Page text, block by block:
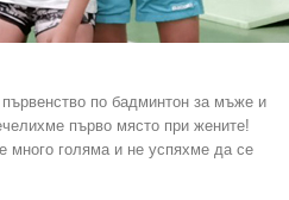
по бадминтон за мъже и
първо място при жените!
много голяма и не успяхме да се